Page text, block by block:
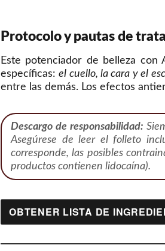
Protocolo y pautas de
Este potenciador de belleza
específicas:el cuello, la cara y el
entre las demás. Los efectos
Descargo de responsabilidad:
Asegúrese de leer el folleto
corresponde, las posibles
productos contienen lidocaína).
OBTENER LISTA DE